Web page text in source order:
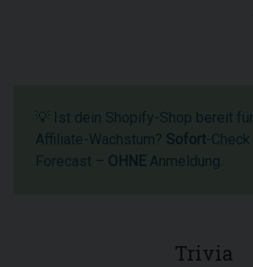
💡 Ist dein Shopify-Shop bereit für
Affiliate-Wachstum? Sofort-
Forecast – OHNE Anmeldung.
Trivia